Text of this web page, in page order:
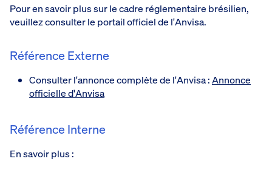
Pour en savoir plus sur le cadre réglementaire brésilien,
veuillez consulter le portail officiel de l'Anvisa.
Référence Externe
Consulter l'annonce complète de l'Anvisa :Annonce
officielle d'Anvisa
Référence Interne
En savoir plus :